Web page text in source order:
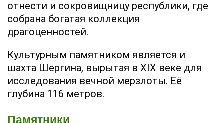
отнести и сокровищницу республики, где
собрана богатая коллекция
драгоценностей.
Культурным памятником является и
шахта Шергина, вырытая в XIX веке для
исследования вечной мерзлоты. Её
глубина 116 метров.
Памятники